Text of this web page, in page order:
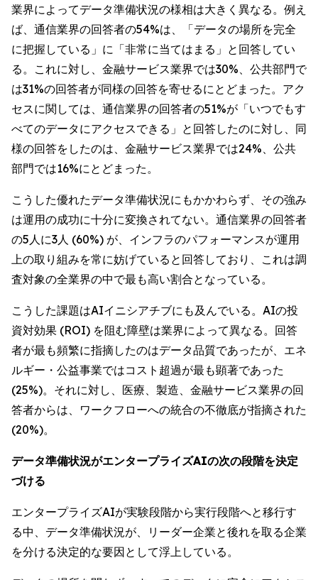
業界によってデータ準備状況の様相は大きく異なる。例え
ば、通信業界の回答者の54%は、「データの場所を完全
に把握している」に「非常に当てはまる」と回答してい
る。これに対し、金融サービス業界では30%、公共部門で
は31%の回答者が同様の回答を寄せるにとどまった。アク
セスに関しては、通信業界の回答者の51%が「いつでもす
べてのデータにアクセスできる」と回答したのに対し、同
様の回答をしたのは、金融サービス業界では24%、公共
部門では16%にとどまった。
こうした優れたデータ準備状況にもかかわらず、その強み
は運用の成功に十分に変換されてない。通信業界の回答者
の5人に3人 (60%) が、インフラのパフォーマンスが運用
上の取り組みを常に妨げていると回答しており、これは調
査対象の全業界の中で最も高い割合となっている。
こうした課題はAIイニシアチブにも及んでいる。AIの投
資対効果 (ROI) を阻む障壁は業界によって異なる。回答
者が最も頻繁に指摘したのはデータ品質であったが、エネ
ルギー・公益事業ではコスト超過が最も顕著であった
(25%)。それに対し、医療、製造、金融サービス業界の回
答者からは、ワークフローへの統合の不徹底が指摘された
(20%)。
データ準備状況がエンタープライズAIの次の段階を決定
づける
エンタープライズAIが実験段階から実行段階へと移行す
る中、データ準備状況が、リーダー企業と後れを取る企業
を分ける決定的な要因として浮上している。